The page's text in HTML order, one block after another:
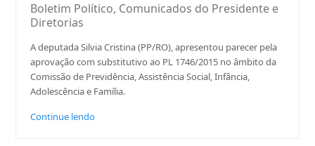
Boletim Político, Comunicados do Presidente e
Diretorias
A deputada Silvia Cristina (PP/RO), apresentou parecer pela
aprovação com substitutivo ao PL 1746/2015 no âmbito da
Comissão de Previdência, Assistência Social, Infância,
Adolescência e Família.
Continue lendo